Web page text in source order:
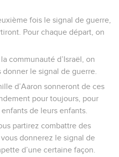
fois le signal de guerre,
Pour chaque départ, on
communauté d’Israël, on
le signal de guerre.
d’Aaron sonneront de ces
pour toujours, pour
de leurs enfants.
partirez combattre des
donnerez le signal de
d’une certaine façon.